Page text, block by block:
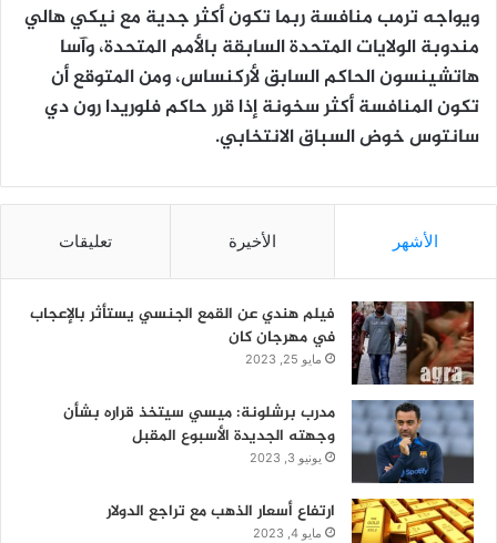
ويواجه ترمب منافسة ربما تكون أكثر جدية مع نيكي هالي
مندوبة الولايات المتحدة السابقة بالأمم المتحدة، وآسا
هاتشينسون الحاكم السابق لأركنساس، ومن المتوقع أن
تكون المنافسة أكثر سخونة إذا قرر حاكم فلوريدا رون دي
سانتوس خوض السباق الانتخابي.
الأشهر الأخيرة تعليقات
فيلم هندي عن القمع الجنسي يستأثر بالإعجاب
في مهرجان كان
مايو 25, 2023
مدرب برشلونة: ميسي سيتخذ قراره بشأن
وجهته الجديدة الأسبوع المقبل
يونيو 3, 2023
ارتفاع أسعار الذهب مع تراجع الدولار
مايو 4, 2023